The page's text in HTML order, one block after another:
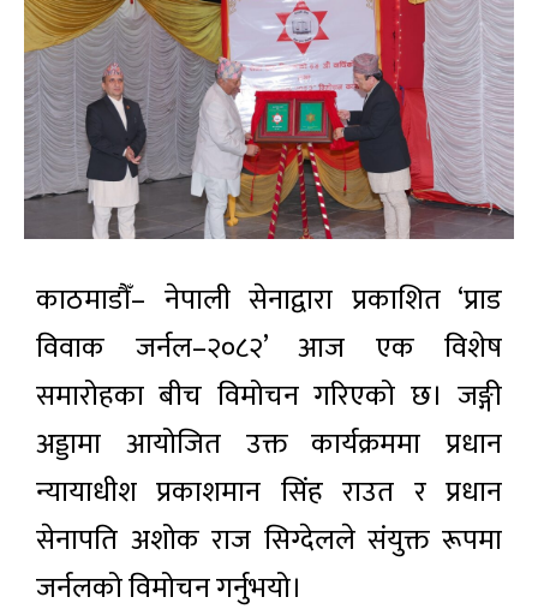
काठमाडौँ– नेपाली सेनाद्वारा प्रकाशित ‘प्राड
विवाक जर्नल–२०८२’ आज एक विशेष
समारोहका बीच विमोचन गरिएको छ। जङ्गी
अड्डामा आयोजित उक्त कार्यक्रममा प्रधान
न्यायाधीश प्रकाशमान सिंह राउत र प्रधान
सेनापति अशोक राज सिग्देलले संयुक्त रूपमा
जर्नलको विमोचन गर्नुभयो।